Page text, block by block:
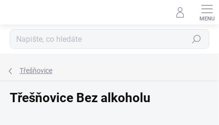
Hledat
Třešňovice
Třešňovice Bez alkoholu